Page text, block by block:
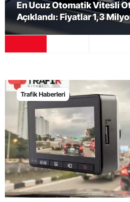
"Hurda araç sahiplerine
sefer teşvik
Trafik Haberleri